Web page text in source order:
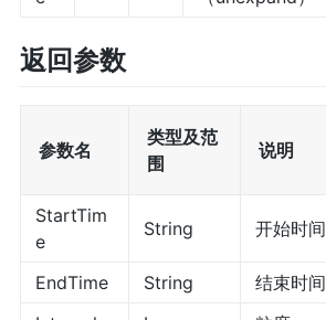
返回参数
参数名
类型及范
围
说明
StartTim
e
String 开始时间
EndTime String
结束时间